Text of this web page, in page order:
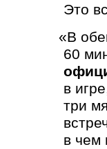
Это
«В
60
в
три
в чем